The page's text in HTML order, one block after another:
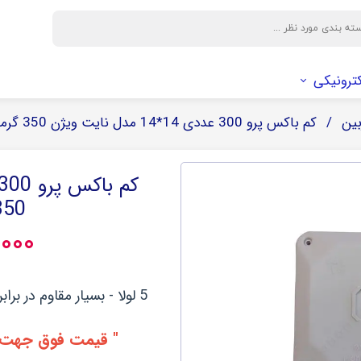
وایر و بوت
فیلتر
فیلتر هوا
سیم و اتصالات الکتریکی باکس دوربین
کم باکس پرو 300 عددی 14*14 مدل نایت ویژن 350 گرمی - 5 کارتن
350 گرمی -
5 لولا - بسیار مقاوم در برابر فشار و شکستگی - نصب آسان - طول عمر بالا
" قیمت فوق جهت